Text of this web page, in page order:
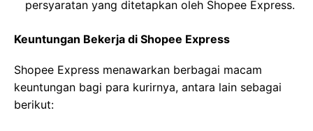
persyaratan yang ditetapkan oleh Shopee Express.
Keuntungan Bekerja di Shopee Express
Shopee Express menawarkan berbagai macam
keuntungan bagi para kurirnya, antara lain sebagai
berikut: